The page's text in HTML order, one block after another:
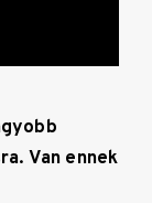
Van ennek